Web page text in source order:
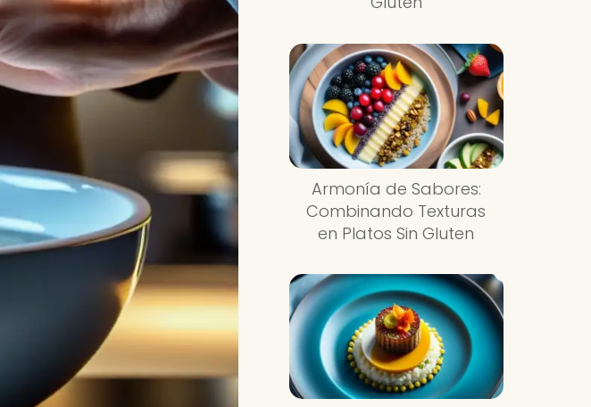
Armonía de Sabores:
Combinando Texturas
en Platos Sin Gluten